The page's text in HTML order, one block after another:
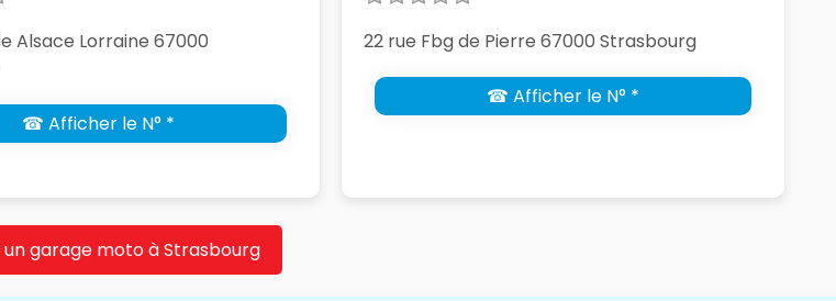
Alsace Lorraine 67000
☎ Afficher le N° *
22 rue Fbg de Pierre 67000 Strasbourg
☎ Afficher le N° *
un garage moto à Strasbourg